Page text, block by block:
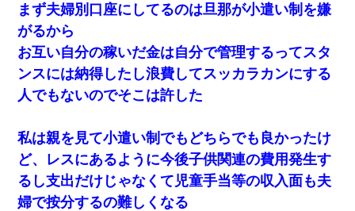
【衝撃】ある工場に配属すると、女の人がみんな退職してしま
う。会社「仕事がハードだし田舎で娯楽も少ないからキツイの
か…」→ 実際は違った
彼にプロポーズされたんだけど、実は資産家だと知って婚約破棄
した。B子「A男くんと別れたって本当？私が付き合ってもい
い？」
裁判官「お互いに最後に言いたいことはありますか」バカ夫
「…」A「夫を一発殴らせてほしい」裁判官「どうぞ」
結婚生活10ヶ月目で嫁から一方的に「もう冷めた」と離婚切り出
された
まず夫婦別口座にしてるのは旦那が小遣い制を嫌
がるから
お互い自分の稼いだ金は自分で管理するってスタ
ンスには納得したし浪費してスッカラカンにする
人でもないのでそこは許した
私は親を見て小遣い制でもどちらでも良かったけ
ど、レスにあるように今後子供関連の費用発生す
るし支出だけじゃなくて児童手当等の収入面も夫
婦で按分するの難しくなる